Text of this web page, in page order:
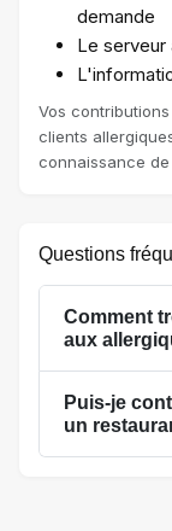
demande
Le serveur
Vos
clients
connaissance de
Questions
Comment
aux
Puis-je
un